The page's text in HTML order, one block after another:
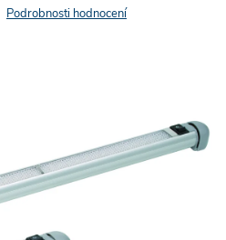
Podrobnosti hodnocení